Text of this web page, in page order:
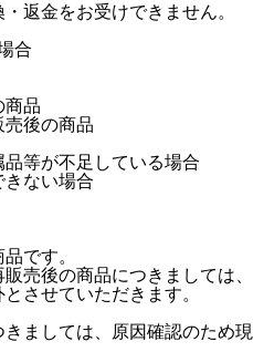
返金をお受けできません。
合
商品
売後の商品
品等が不足している場合
きない場合
です。
売後の商品につきましては、
させていただきます。
ましては、原因確認のため現